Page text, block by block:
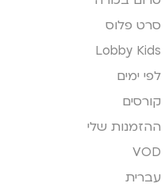
סרט פלוס
Lobby Kids
לפי ימים
קורסים
ההזמנות שלי
VOD
עברית